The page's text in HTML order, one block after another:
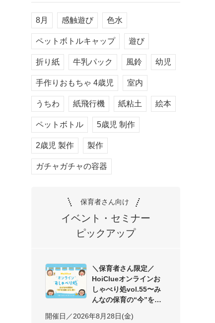
8月 感触遊び 色水
ペットボトルキャップ 遊び
折り紙 牛乳パック 風鈴 幼児
手作りおもちゃ 4歳児 室内
うちわ 紙飛行機 紙粘土 絵本
ペットボトル 5歳児 制作
2歳児 製作 製作
ガチャガチャの容器
保育者さん向け
イベント・セミナー
ピックアップ
＼保育者さん限定／
HoiClueオンラインお
しゃべり処vol.55〜み
んなの保育の“今”を交
開催日／2026年8月28日(金)